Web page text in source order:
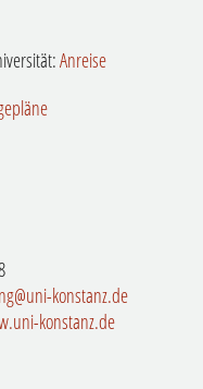
Anreise
konstanz.de
konstanz.de